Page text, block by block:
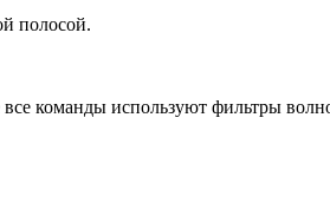
полосой.
команды используют фильтры